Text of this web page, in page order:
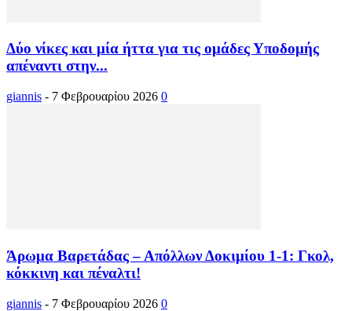
Δύο νίκες και μία ήττα για τις ομάδες Υποδομής
απέναντι στην...
giannis - 7 Φεβρουαρίου 2026 0
Άρωμα Βαρετάδας – Απόλλων Δοκιμίου 1-1: Γκολ,
κόκκινη και πέναλτι!
giannis - 7 Φεβρουαρίου 2026 0